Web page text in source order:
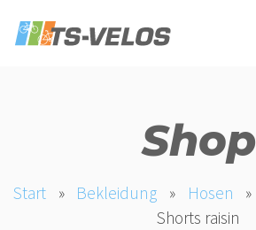
Shop
Start » Bekleidung » Hosen »
Shorts raisin